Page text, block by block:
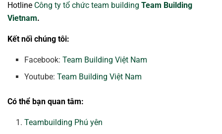
Hotline Công ty tổ chức team building Team Building
Vietnam.
Kết nối chúng tôi:
Facebook:Team Building Việt Nam
Youtube:Team Building Việt Nam
Có thể bạn quan tâm:
Teambuilding Phú yên